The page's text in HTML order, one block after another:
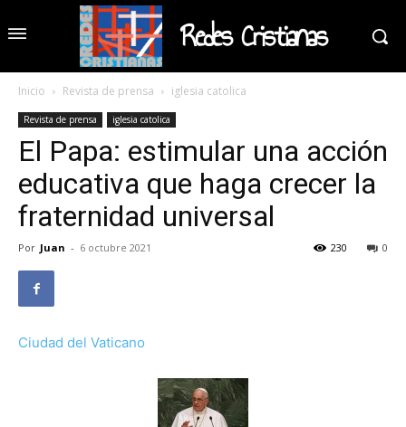
Redes Cristianas
Inicio Revista de prensa iglesia catolica
Revista de prensa iglesia catolica
El Papa: estimular una acción
educativa que haga crecer la
fraternidad universal
Por Juan - 6 octubre 2021 0
230
Ciudad del Vaticano